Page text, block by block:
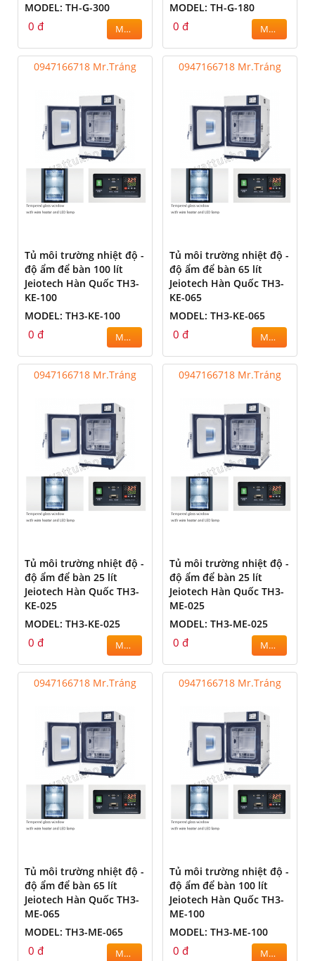
MODEL: TH-G-300
0 đ MUA
MODEL: TH-G-180
0 đ MUA
0947166718 Mr.Tráng
Tủ môi trường nhiệt độ -
độ ẩm để bàn 100 lít
Jeiotech Hàn Quốc TH3-
KE-100
MODEL: TH3-KE-100
0 đ MUA
0947166718 Mr.Tráng
Tủ môi trường nhiệt độ -
độ ẩm để bàn 65 lít
Jeiotech Hàn Quốc TH3-
KE-065
MODEL: TH3-KE-065
0 đ MUA
0947166718 Mr.Tráng
Tủ môi trường nhiệt độ -
độ ẩm để bàn 25 lít
Jeiotech Hàn Quốc TH3-
KE-025
MODEL: TH3-KE-025
0 đ MUA
0947166718 Mr.Tráng
Tủ môi trường nhiệt độ -
độ ẩm để bàn 25 lít
Jeiotech Hàn Quốc TH3-
ME-025
MODEL: TH3-ME-025
0 đ MUA
0947166718 Mr.Tráng
Tủ môi trường nhiệt độ -
độ ẩm để bàn 65 lít
Jeiotech Hàn Quốc TH3-
ME-065
MODEL: TH3-ME-065
0 đ MUA
0947166718 Mr.Tráng
Tủ môi trường nhiệt độ -
độ ẩm để bàn 100 lít
Jeiotech Hàn Quốc TH3-
ME-100
MODEL: TH3-ME-100
0 đ MUA